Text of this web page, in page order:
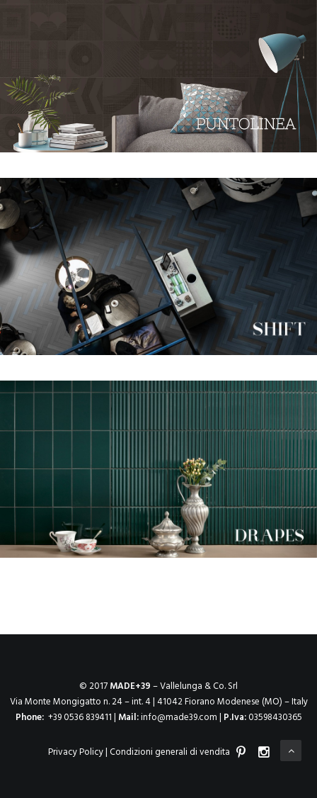
© 2017MADE+39– Vallelunga & Co. Srl
Via Monte Mongigatto n. 24 – int. 4 | 41042 Fiorano Modenese (MO) – Italy
Phone:+39 0536 839411 | Mail:info@made39.com| P.Iva:03598430365
Privacy Policy|Condizioni generali di vendita